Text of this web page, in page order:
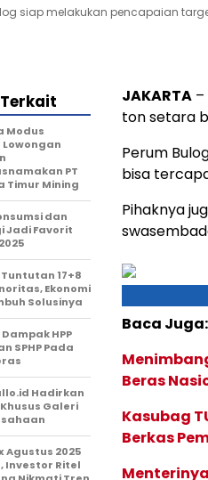
siap melakukan pencapaian
JAKARTA
ton setara
Perum
bisa
Pihaknya
Baca Juga:
Beras
Kasubag
Berkas
Modus
Lowongan
PT
Timur Mining
dan
Jadi Favorit
17+8
Ekonomi
Solusinya
HPP
SPHP Pada
Hadirkan
Galeri
Agustus 2025
Investor Ritel